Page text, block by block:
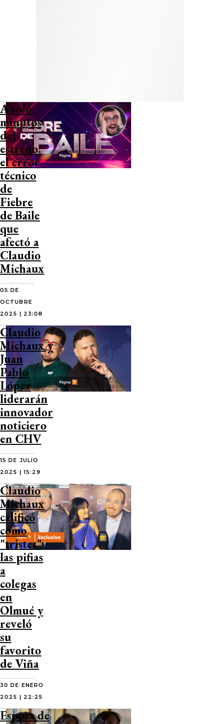
A solo
minutos
del
estreno:
el error
técnico
de
Fiebre
de Baile
que
afectó a
Claudio
Michaux
05 DE
OCTUBRE
2025 | 23:08
Claudio
Michaux y
Juan
Pablo
López
liderarán
innovador
noticiero
en CHV
15 DE JULIO
2025 | 15:29
Claudio
Michaux
calificó
como
"tristes"
las pifias
a
colegas
en
Olmué y
reveló
su
favorito
de Viña
30 DE ENERO
2025 | 22:25
Esposa de